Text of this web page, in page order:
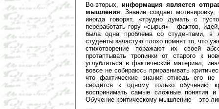
Во-вторых, информация является
мышления . Знание создает
иногда говорят, «трудно думать с
переработать гору «сырья» – фактов,
была одна проблема со студентами, в
студенты зачастую плохо помнят то, что
стихотворение поражают их своей
протаптывать тропинки от старого к
углубляться в фактический материал,
вовсе не собираюсь приравнивать
что фактические знания отнюдь его не
сводится к одному только обучению
воспринимать самые сложные понятия
Обучение критическому мышлению – это